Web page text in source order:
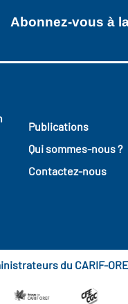
Abonnez-vous à
Publications
Qui sommes-nous ?
Contactez-nous
du CARIF-